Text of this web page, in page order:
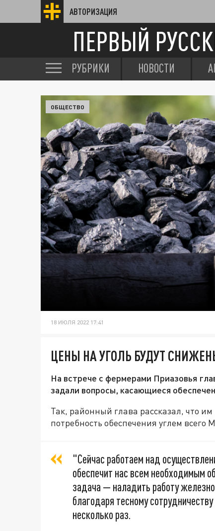
АВТОРИЗАЦИЯ
ПЕРВЫЙ
РУБРИКИ НОВОСТИ
ОБЩЕСТВО
18 ИЮЛЯ 2022 17:41
ЦЕНЫ НА УГОЛЬ БУДУТ
На встрече с фермерами Приазовья
задали вопросы, касающиеся
Так, районный глава рассказал, что
потребность обеспечения углем всего
"Сейчас работаем над
обеспечит нас всем необходимым
задача — наладить работу
благодаря тесному
несколько раз.